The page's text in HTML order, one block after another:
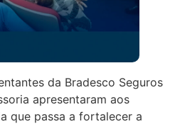
da Bradesco Seguros
apresentaram aos
que passa a fortalecer a